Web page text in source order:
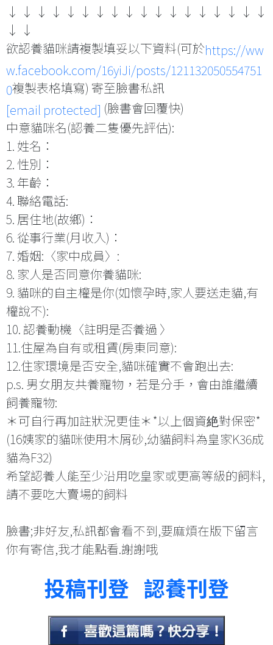
↓ ↓ ↓ ↓ ↓ ↓ ↓ ↓ ↓ ↓ ↓ ↓ ↓ ↓ ↓ ↓ ↓ ↓
↓ ↓
欲認養貓咪請複製填妥以下資料(可於https://ww
w.facebook.com/16yiJi/posts/121132050554751
0複製表格填寫) 寄至臉書私訊
[email protected] (臉書會回覆快)
中意貓咪名(認養二隻優先評估):
1. 姓名：
2. 性別：
3. 年齡：
4. 聯絡電話:
5. 居住地(故鄉)：
6. 從事行業(月收入)：
7. 婚姻:〈家中成員〉:
8. 家人是否同意你養貓咪:
9. 貓咪的自主權是你(如懷孕時,家人要送走貓,有
權說不):
10. 認養動機〈註明是否養過 〉
11.住屋為自有或租賃(房東同意):
12.住家環境是否安全,貓咪確實不會跑出去:
p.s. 男女朋友共養寵物，若是分手，會由誰繼續
飼養寵物:
＊可自行再加註狀況更佳＊*以上個資絶對保密*
(16姨家的貓咪使用木屑砂,幼貓飼料為皇家K36成
貓為F32)
希望認養人能至少沿用吃皇家或更高等級的飼料,
請不要吃大賣場的飼料
臉書;非好友,私訊都會看不到,要麻煩在版下留言
你有寄信,我才能點看.謝謝哦
投稿刊登 認養刊登